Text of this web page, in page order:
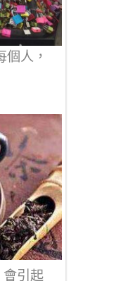
個人，
會引起